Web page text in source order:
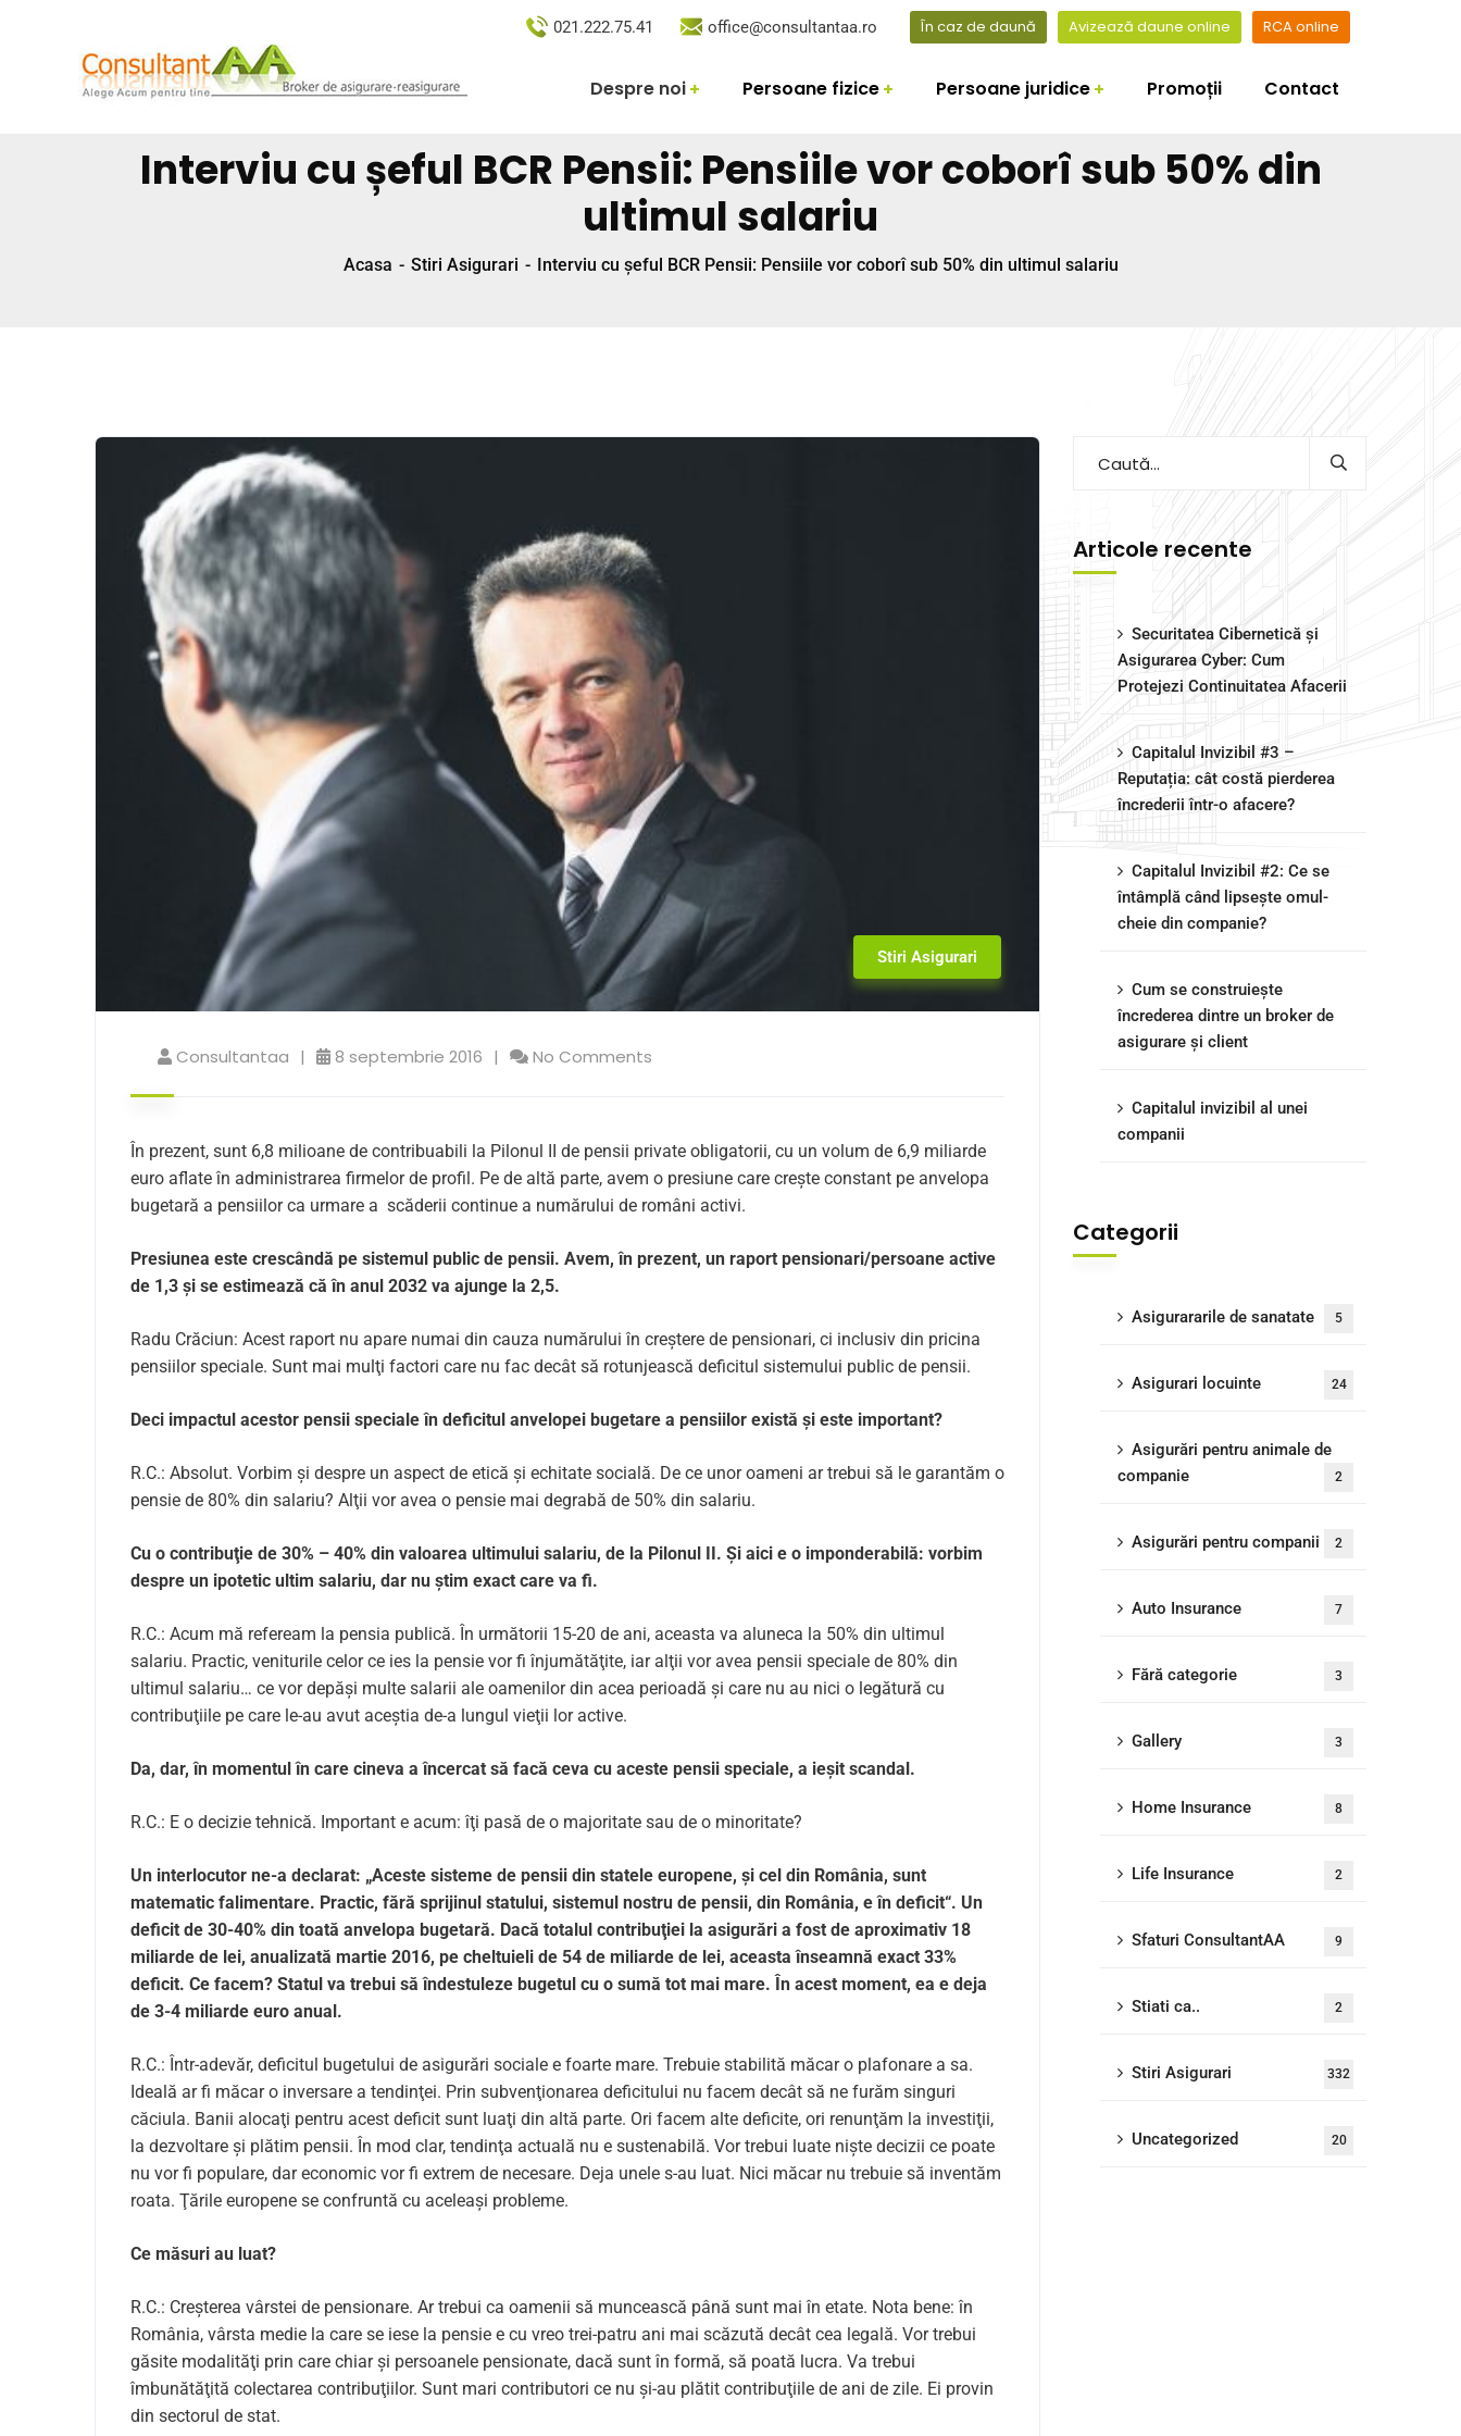
021.222.75.41 office@consultantaa.ro În caz de daună Avizează daune online RCA online
Despre noi Persoane fizice Persoane juridice Promoții Contact
Interviu cu șeful BCR Pensii: Pensiile vor coborî sub 50% din
ultimul salariu
Acasa Stiri Asigurari Interviu cu șeful BCR Pensii: Pensiile vor coborî sub 50% din ultimul salariu
Stiri Asigurari
Consultantaa 8 septembrie 2016 No Comments
În prezent, sunt 6,8 milioa­ne de contribuabili la Pilonul II de pensii private obligatorii, cu un volum de 6,9 miliarde
euro aflate în administrarea firmelor de profil. Pe de altă parte, avem o presiune care crește constant pe anvelopa
bugetară a pensiilor ca urmare a scăderii continue a numărului de români activi.
Presiunea este crescândă pe sistemul public de pensii. Avem, în prezent, un raport pensionari/persoane active
de 1,3 și se estimează că în anul 2032 va ajunge la 2,5.
Radu Crăciun: Acest raport nu apare numai din cauza numărului în creștere de pensionari, ci inclusiv din pricina
pensiilor speciale. Sunt mai mulţi factori care nu fac decât să rotunjească deficitul sistemului public de pensii.
Deci impactul acestor pensii speciale în deficitul anvelopei bugetare a pensiilor există și este important?
R.C.: Absolut. Vorbim și despre un aspect de etică și echitate socială. De ce unor oameni ar trebui să le garantăm o
pensie de 80% din salariu? Alţii vor avea o pensie mai degrabă de 50% din salariu.
Cu o contribuţie de 30% – 40% din valoarea ultimului salariu, de la Pilonul II. Şi aici e o imponderabilă: vorbim
despre un ipotetic ultim salariu, dar nu știm exact care va fi.
R.C.: Acum mă refeream la pensia publică. În următorii 15-20 de ani, aceasta va aluneca la 50% din ulti­mul
salariu. Practic, veniturile celor ce ies la pensie vor fi înjumătăţite, iar alţii vor avea pensii speciale de 80% din
ultimul salariu… ce vor depăși multe salarii ale oamenilor din acea perioadă și care nu au nici o legătură cu
contribuţiile pe care le-au avut aceștia de-a lungul vieţii lor active.
Da, dar, în momentul în care cineva a încercat să facă ceva cu aceste pensii speciale, a ieșit scandal.
R.C.: E o decizie tehnică. Important e acum: îţi pasă de o majoritate sau de o minoritate?
Un interlocutor ne-a declarat: „Aceste sisteme de pensii din statele europene, și cel din România, sunt
matematic falimentare. Practic, fără sprijinul statului, sistemul nostru de pensii, din România, e în deficit“. Un
deficit de 30-40% din toată anvelopa bugetară. Dacă totalul contribuţiei la asigurări a fost de aproximativ 18
miliarde de lei, anualizată martie 2016, pe cheltuieli de 54 de miliarde de lei, aceasta înseamnă exact 33%
deficit. Ce facem? Statul va trebui să îndestuleze bugetul cu o sumă tot mai mare. În acest moment, ea e deja
de 3-4 miliarde euro anual.
R.C.: Într-adevăr, deficitul bugetului de asigurări sociale e foarte mare. Trebuie stabilită măcar o plafonare a sa.
Ideală ar fi măcar o inversare a tendinţei. Prin subvenţionarea deficitului nu facem decât să ne furăm singuri
căciula. Banii alocaţi pentru acest deficit sunt luaţi din altă parte. Ori facem alte deficite, ori renunţăm la investiţii,
la dezvoltare și plătim pensii. În mod clar, tendinţa actuală nu e sustenabilă. Vor trebui luate niște decizii ce poate
nu vor fi populare, dar economic vor fi extrem de necesare. Deja unele s-au luat. Nici măcar nu trebuie să inventăm
roata. Ţările europene se confruntă cu aceleași probleme.
Ce măsuri au luat?
R.C.: Creșterea vârstei de pensionare. Ar trebui ca oamenii să muncească până sunt mai în etate. Nota bene: în
România, vârsta medie la care se iese la pensie e cu vreo trei-patru ani mai scăzută decât cea legală. Vor trebui
găsite modalităţi prin care chiar și persoanele pensionate, dacă sunt în formă, să poată lucra. Va trebui
îmbunătăţită colec­tarea contribuţiilor. Sunt mari contributori ce nu și-au plătit contribuţiile de ani de zile. Ei pro­vin
din sectorul de stat.
Articole recente
Securitatea Cibernetică și
Asigurarea Cyber: Cum
Protejezi Continuitatea Afacerii
Capitalul Invizibil #3 –
Reputația: cât costă pierderea
încrederii într-o afacere?
Capitalul Invizibil #2: Ce se
întâmplă când lipsește omul-
cheie din companie?
Cum se construiește
încrederea dintre un broker de
asigurare și client
Capitalul invizibil al unei
companii
Categorii
Asigurararile de sanatate 5
Asigurari locuinte 24
Asigurări pentru animale de
companie
2
Asigurări pentru companii 2
Auto Insurance 7
Fără categorie 3
Gallery 3
Home Insurance 8
Life Insurance 2
Sfaturi ConsultantAA 9
Stiati ca.. 2
Stiri Asigurari 332
Uncategorized 20